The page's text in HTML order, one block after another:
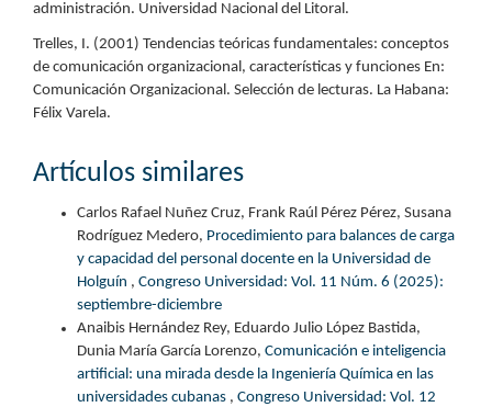
administración. Universidad Nacional del Litoral.
Trelles, I. (2001) Tendencias teóricas fundamentales: conceptos
de comunicación organizacional, características y funciones En:
Comunicación Organizacional. Selección de lecturas. La Habana:
Félix Varela.
Artículos similares
Carlos Rafael Nuñez Cruz, Frank Raúl Pérez Pérez, Susana
Rodríguez Medero, Procedimiento para balances de carga
y capacidad del personal docente en la Universidad de
Holguín , Congreso Universidad: Vol. 11 Núm. 6 (2025):
septiembre-diciembre
Anaibis Hernández Rey, Eduardo Julio López Bastida,
Dunia María García Lorenzo, Comunicación e inteligencia
artificial: una mirada desde la Ingeniería Química en las
universidades cubanas , Congreso Universidad: Vol. 12